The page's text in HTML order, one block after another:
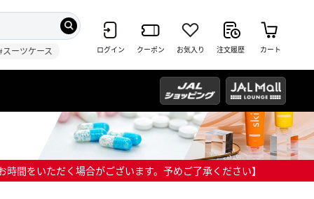
スーツケース ログイン クーポン お気入り 注文履歴 カート
間をいただく場合がございます。予めご了承ください】